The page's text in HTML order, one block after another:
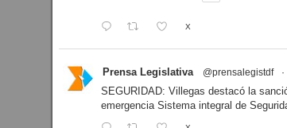
X
Prensa Legislativa @prensalegistdf ·
SEGURIDAD: Villegas destacó la
emergencia Sistema integral de